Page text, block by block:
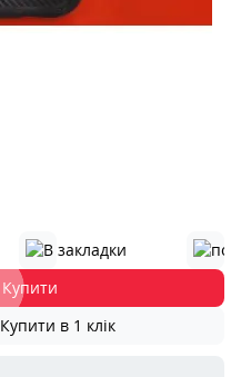
Купити
Купити в 1 клік